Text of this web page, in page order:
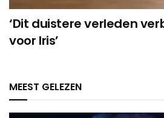
‘Dit duistere verleden
voor Iris’
MEEST GELEZEN